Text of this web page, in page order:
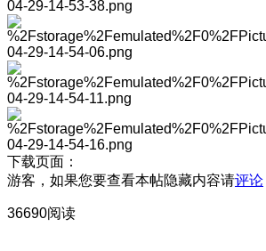
下载页面：
游客，如果您要查看本帖隐藏内容请评论
36690阅读